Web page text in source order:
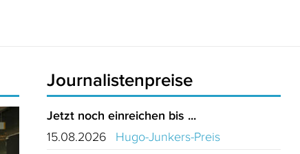
Journalistenpreise
Jetzt noch einreichen bis ...
15.08.2026
Hugo-Junkers-Preis